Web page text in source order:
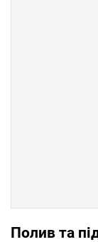
Полив та